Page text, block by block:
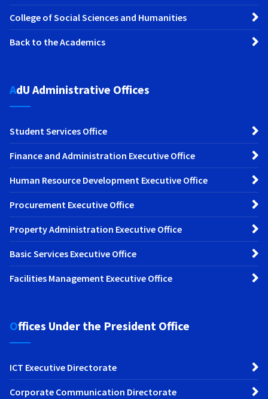
College of Social Sciences and Humanities
Back to the Academics
AdU Administrative Offices
Student Services Office
Finance and Administration Executive Office
Human Resource Development Executive Office
Procurement Executive Office
Property Administration Executive Office
Basic Services Executive Office
Facilities Management Executive Office
Offices Under the President Office
ICT Executive Directorate
Corporate Communication Directorate